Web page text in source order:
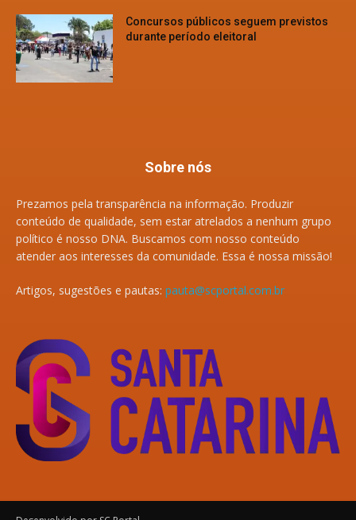
Concursos públicos seguem previstos
durante período eleitoral
Sobre nós
Prezamos pela transparência na informação. Produzir
conteúdo de qualidade, sem estar atrelados a nenhum grupo
político é nosso DNA. Buscamos com nosso conteúdo
atender aos interesses da comunidade. Essa é nossa missão!
Artigos, sugestões e pautas: pauta@scportal.com.br